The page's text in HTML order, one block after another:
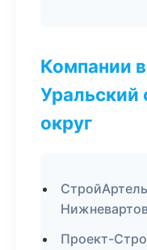
Компании
округ
Проект-